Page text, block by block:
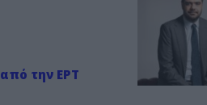
από την ΕΡΤ